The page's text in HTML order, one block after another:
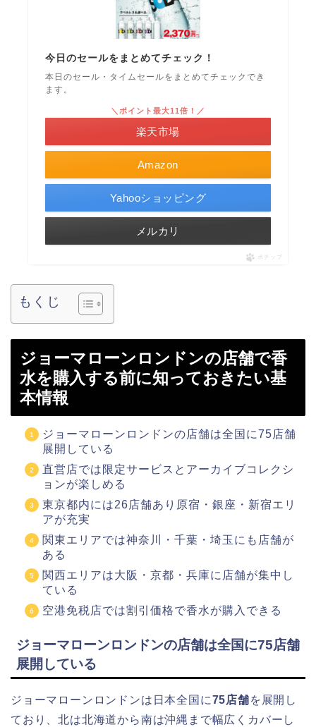
今日のセールをまとめてチェック！
本日のセール・タイムセールをまとめてチェックでき
ます。
Amazon
＼ポイント最大11倍！／
楽天市場
Yahooショッピング
メルカリ
ポチップ
もくじ
ジョーマローンロンドンの店舗で香
水を購入する前に知っておきたい基
本情報
ジョーマローンロンドンの店舗は全国に75店舗
展開している
直営店では限定サービスとアーカイブコレクシ
ョンが楽しめる
東京都内には26店舗あり原宿・銀座・新宿エリ
アが充実
関東エリアでは神奈川・千葉・埼玉にも店舗が
ある
関西エリアは大阪・京都・兵庫に店舗が集中し
ている
空港免税店では割引価格で香水が購入できる
ジョーマローンロンドンの店舗は全国に75店舗
展開している
ジョーマローンロンドンは日本全国に75店舗を展開し
ており、北は北海道から南は沖縄まで幅広くカバーし